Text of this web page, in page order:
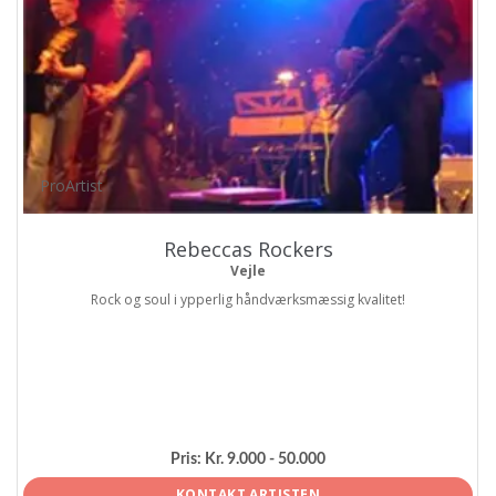
ProArtist
Rebeccas Rockers
Vejle
Rock og soul i ypperlig håndværksmæssig kvalitet!
Pris: Kr. 9.000 - 50.000